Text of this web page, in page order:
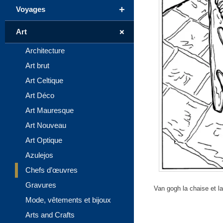
Van gogh la chaise et
+
Voyages
+
Art
Architecture
Art brut
Art Celtique
Art Déco
Art Mauresque
Art Nouveau
Art Optique
Azulejos
Chefs d’œuvres
Gravures
Mode, vêtements et bijoux
Arts and Crafts